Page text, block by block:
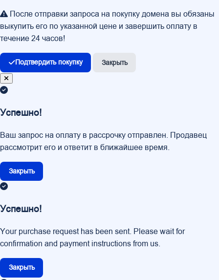
После отправки запроса на покупку домена вы обязаны
выкупить его по указанной цене и завершить оплату в
течение 24 часов!
Подтвердить покупку Закрыть
Успешно!
Ваш запрос на оплату в рассрочку отправлен. Продавец
рассмотрит его и ответит в ближайшее время.
Закрыть
Успешно!
Your purchase request has been sent. Please wait for
confirmation and payment instructions from us.
Закрыть